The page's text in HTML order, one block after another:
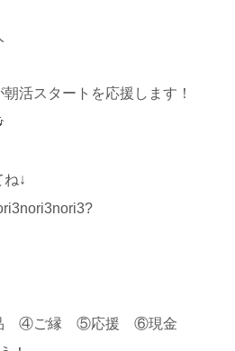
活スタートを応援します！
↓
④ご縁 ⑤応援 ⑥現金